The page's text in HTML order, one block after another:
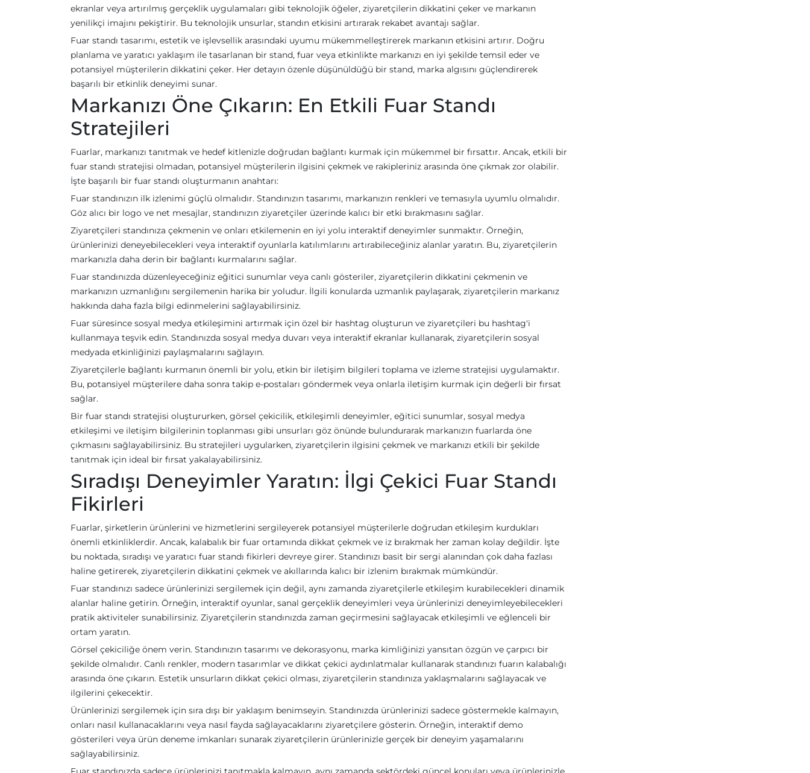
ekranlar veya artırılmış gerçeklik uygulamaları gibi teknolojik öğeler, ziyaretçilerin dikkatini çeker ve markanın
yenilikçi imajını pekiştirir. Bu teknolojik unsurlar, standın etkisini artırarak rekabet avantajı sağlar.
Fuar standı tasarımı, estetik ve işlevsellik arasındaki uyumu mükemmelleştirerek markanın etkisini artırır. Doğru
planlama ve yaratıcı yaklaşım ile tasarlanan bir stand, fuar veya etkinlikte markanızı en iyi şekilde temsil eder ve
potansiyel müşterilerin dikkatini çeker. Her detayın özenle düşünüldüğü bir stand, marka algısını güçlendirerek
başarılı bir etkinlik deneyimi sunar.
Markanızı Öne Çıkarın: En Etkili Fuar Standı
Stratejileri
Fuarlar, markanızı tanıtmak ve hedef kitlenizle doğrudan bağlantı kurmak için mükemmel bir fırsattır. Ancak, etkili bir
fuar standı stratejisi olmadan, potansiyel müşterilerin ilgisini çekmek ve rakipleriniz arasında öne çıkmak zor olabilir.
İşte başarılı bir fuar standı oluşturmanın anahtarı:
Fuar standınızın ilk izlenimi güçlü olmalıdır. Standınızın tasarımı, markanızın renkleri ve temasıyla uyumlu olmalıdır.
Göz alıcı bir logo ve net mesajlar, standınızın ziyaretçiler üzerinde kalıcı bir etki bırakmasını sağlar.
Ziyaretçileri standınıza çekmenin ve onları etkilemenin en iyi yolu interaktif deneyimler sunmaktır. Örneğin,
ürünlerinizi deneyebilecekleri veya interaktif oyunlarla katılımlarını artırabileceğiniz alanlar yaratın. Bu, ziyaretçilerin
markanızla daha derin bir bağlantı kurmalarını sağlar.
Fuar standınızda düzenleyeceğiniz eğitici sunumlar veya canlı gösteriler, ziyaretçilerin dikkatini çekmenin ve
markanızın uzmanlığını sergilemenin harika bir yoludur. İlgili konularda uzmanlık paylaşarak, ziyaretçilerin markanız
hakkında daha fazla bilgi edinmelerini sağlayabilirsiniz.
Fuar süresince sosyal medya etkileşimini artırmak için özel bir hashtag oluşturun ve ziyaretçileri bu hashtag'i
kullanmaya teşvik edin. Standınızda sosyal medya duvarı veya interaktif ekranlar kullanarak, ziyaretçilerin sosyal
medyada etkinliğinizi paylaşmalarını sağlayın.
Ziyaretçilerle bağlantı kurmanın önemli bir yolu, etkin bir iletişim bilgileri toplama ve izleme stratejisi uygulamaktır.
Bu, potansiyel müşterilere daha sonra takip e-postaları göndermek veya onlarla iletişim kurmak için değerli bir fırsat
sağlar.
Bir fuar standı stratejisi oluştururken, görsel çekicilik, etkileşimli deneyimler, eğitici sunumlar, sosyal medya
etkileşimi ve iletişim bilgilerinin toplanması gibi unsurları göz önünde bulundurarak markanızın fuarlarda öne
çıkmasını sağlayabilirsiniz. Bu stratejileri uygularken, ziyaretçilerin ilgisini çekmek ve markanızı etkili bir şekilde
tanıtmak için ideal bir fırsat yakalayabilirsiniz.
Sıradışı Deneyimler Yaratın: İlgi Çekici Fuar Standı
Fikirleri
Fuarlar, şirketlerin ürünlerini ve hizmetlerini sergileyerek potansiyel müşterilerle doğrudan etkileşim kurdukları
önemli etkinliklerdir. Ancak, kalabalık bir fuar ortamında dikkat çekmek ve iz bırakmak her zaman kolay değildir. İşte
bu noktada, sıradışı ve yaratıcı fuar standı fikirleri devreye girer. Standınızı basit bir sergi alanından çok daha fazlası
haline getirerek, ziyaretçilerin dikkatini çekmek ve akıllarında kalıcı bir izlenim bırakmak mümkündür.
Fuar standınızı sadece ürünlerinizi sergilemek için değil, aynı zamanda ziyaretçilerle etkileşim kurabilecekleri dinamik
alanlar haline getirin. Örneğin, interaktif oyunlar, sanal gerçeklik deneyimleri veya ürünlerinizi deneyimleyebilecekleri
pratik aktiviteler sunabilirsiniz. Ziyaretçilerin standınızda zaman geçirmesini sağlayacak etkileşimli ve eğlenceli bir
ortam yaratın.
Görsel çekiciliğe önem verin. Standınızın tasarımı ve dekorasyonu, marka kimliğinizi yansıtan özgün ve çarpıcı bir
şekilde olmalıdır. Canlı renkler, modern tasarımlar ve dikkat çekici aydınlatmalar kullanarak standınızı fuarın kalabalığı
arasında öne çıkarın. Estetik unsurların dikkat çekici olması, ziyaretçilerin standınıza yaklaşmalarını sağlayacak ve
ilgilerini çekecektir.
Ürünlerinizi sergilemek için sıra dışı bir yaklaşım benimseyin. Standınızda ürünlerinizi sadece göstermekle kalmayın,
onları nasıl kullanacaklarını veya nasıl fayda sağlayacaklarını ziyaretçilere gösterin. Örneğin, interaktif demo
gösterileri veya ürün deneme imkanları sunarak ziyaretçilerin ürünlerinizle gerçek bir deneyim yaşamalarını
sağlayabilirsiniz.